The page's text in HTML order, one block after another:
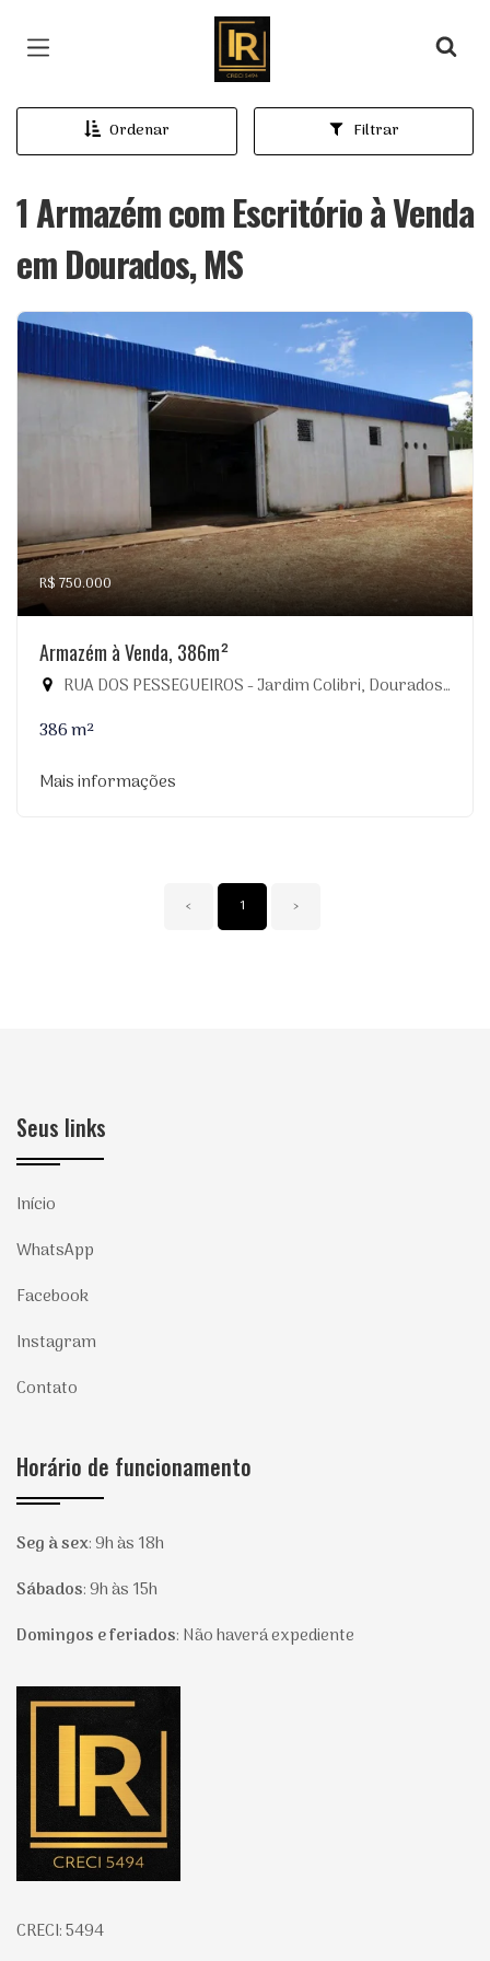
Página inicial
Ordenar Filtrar
1 Armazém com Escritório à Venda
em Dourados, MS
R$ 750.000
Armazém à Venda, 386m²
RUA DOS PESSEGUEIROS - Jardim Colibri, Dourados-MS
386 m²
Mais informações
‹ 1 ›
Seus links
Início
WhatsApp
Facebook
Instagram
Contato
Horário de funcionamento
Seg à sex:9h às 18h
Sábados:9h às 15h
Domingos e feriados: Não haverá expediente
Página inicial
CRECI: 5494